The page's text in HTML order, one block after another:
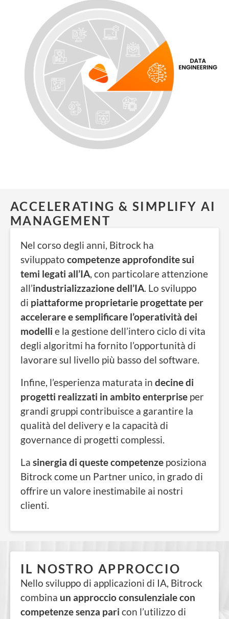
ACCELERATING & SIMPLIFY AI
MANAGEMENT
Nel corso degli anni, Bitrock ha
sviluppato competenze approfondite sui
temi legati all’IA, con particolare attenzione
all’industrializzazione dell’IA. Lo sviluppo
di piattaforme proprietarie progettate per
accelerare esemplificare l’operatività dei
modelli e la gestione dell’intero ciclo di vita
degli algoritmi ha fornito l’opportunità di
lavorare sul livello più basso del software.
Infine, l’esperienza maturata in decine di
progetti realizzati in ambito enterprise per
grandi gruppi contribuisce a garantire la
qualità del delivery e la capacità di
governance di progetti complessi.
La sinergia di queste competenze posiziona
Bitrock come un Partner unico, in grado di
offrire un valore inestimabile ai nostri
clienti.
IL NOSTRO APPROCCIO
Nello sviluppo di applicazioni di IA, Bitrock
combina un approccio consulenziale con
competenze senza pari con l’utilizzo di